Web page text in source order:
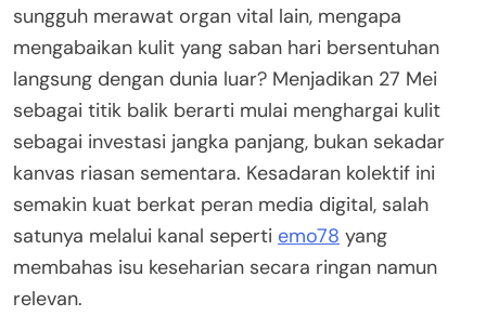
sungguh merawat organ vital lain, mengapa
mengabaikan kulit yang saban hari bersentuhan
langsung dengan dunia luar? Menjadikan 27 Mei
sebagai titik balik berarti mulai menghargai kulit
sebagai investasi jangka panjang, bukan sekadar
kanvas riasan sementara. Kesadaran kolektif ini
semakin kuat berkat peran media digital, salah
satunya melalui kanal seperti emo78 yang
membahas isu keseharian secara ringan namun
relevan.